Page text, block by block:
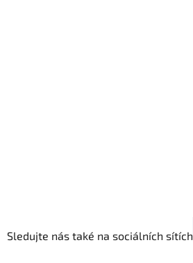
Sledujte nás také na sociálních sítích